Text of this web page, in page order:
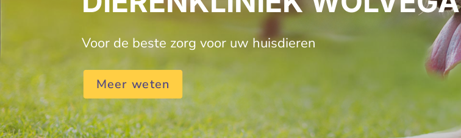
Voor de beste zorg voor uw huisdieren
Meer weten